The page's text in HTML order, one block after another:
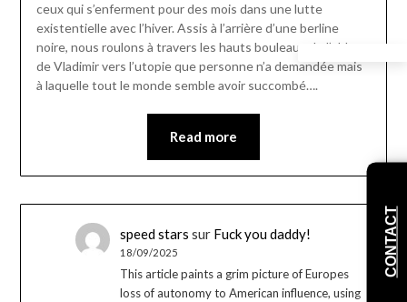
ceux qui s’enferment pour des mois dans une lutte
existentielle avec l’hiver. Assis à l’arrière d’une berline
noire, nous roulons à travers les hauts bouleaux de l’oblast
de Vladimir vers l’utopie que personne n’a demandée mais
à laquelle tout le monde semble avoir succombé….
Read more
speed stars sur Fuck you daddy!
18/09/2025
This article paints a grim picture of Europes
loss of autonomy to American influence, using
CONTACT